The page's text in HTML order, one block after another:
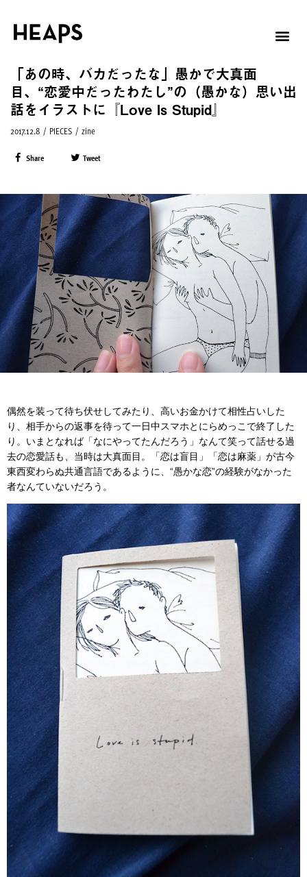
「あの時、バカだったな」愚かで大真面
目、“恋愛中だったわたし”の（愚かな）思い出
話をイラストに『Love Is Stupid』
2017.12.8 / PIECES / zine
Share Tweet
偶然を装って待ち伏せしてみたり、高いお金かけて相性占いした
り、相手からの返事を待って一日中スマホとにらめっこで終了した
り。いまとなれば「なにやってたんだろう」なんて笑って話せる過
去の恋愛話も、当時は大真面目。「恋は盲目」「恋は麻薬」が古今
東西変わらぬ共通言語であるように、“愚かな恋”の経験がなかった
者なんていないだろう。